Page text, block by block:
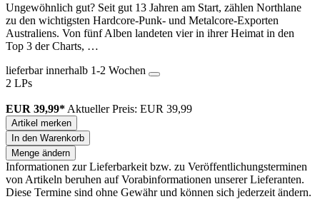
Ungewöhnlich gut? Seit gut 13 Jahren am Start, zählen Northlane
zu den wichtigsten Hardcore-Punk- und Metalcore-Exporten
Australiens. Von fünf Alben landeten vier in ihrer Heimat in den
Top 3 der Charts, …
lieferbar innerhalb 1-2 Wochen
2 LPs
EUR 39,99* Aktueller Preis: EUR 39,99
Artikel merken
In den Warenkorb
Menge ändern
Informationen zur Lieferbarkeit bzw. zu Veröffentlichungsterminen
von Artikeln beruhen auf Vorabinformationen unserer Lieferanten.
Diese Termine sind ohne Gewähr und können sich jederzeit ändern.